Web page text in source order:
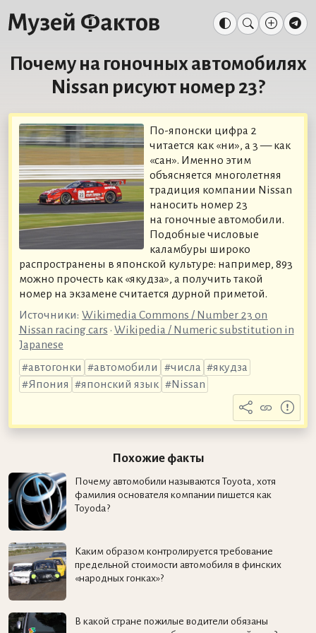
Почему на гоночных автомобилях
Nissan рисуют номер 23?
По-японски цифра 2
читается как «ни», а 3 — как
«сан». Именно этим
объясняется многолетняя
традиция компании Nissan
наносить номер 23
на гоночные автомобили.
Подобные числовые
каламбуры широко
распространены в японской культуре: например, 893
можно прочесть как «якудза», а получить такой
номер на экзамене считается дурной приметой.
Источники: Wikimedia Commons / Number 23 on
Nissan racing cars • Wikipedia / Numeric substitution in
Japanese
автогонки
автомобили числа
якудза
Япония
японский язык Nissan
Похожие факты
Почему автомобили называются Toyota, хотя
фамилия основателя компании пишется как
Toyoda?
Каким образом контролируется требование
предельной стоимости автомобиля в финских
«народных гонках»?
В какой стране пожилые водители обязаны